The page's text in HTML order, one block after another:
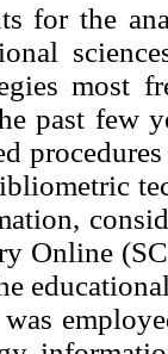
for the
most
past few
Online